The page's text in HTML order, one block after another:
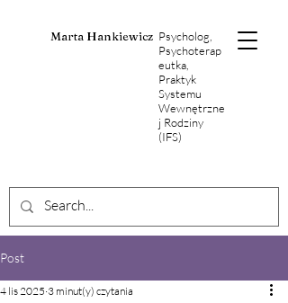
Marta Hankiewicz Psycholog,
Psychoterap
eutka,
Praktyk
Systemu
Wewnętrzne
j Rodziny
(IFS)
Post
4 lis 2025 3 minut(y) czytania